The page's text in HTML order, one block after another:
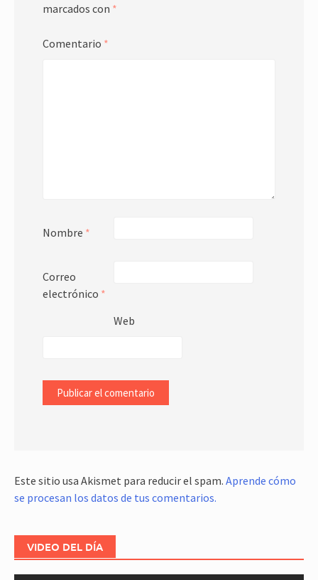
marcados con *
Comentario *
Nombre *
Correo
electrónico *
Web
Este sitio usa Akismet para reducir el spam. Aprende cómo
se procesan los datos de tus comentarios.
VIDEO DEL DÍA